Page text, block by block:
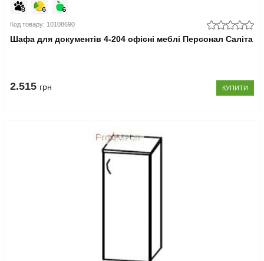
Код товару: 10108690
Шафа для документів 4-204 офісні меблі Персонал Саліта
2.515 грн КУПИТИ